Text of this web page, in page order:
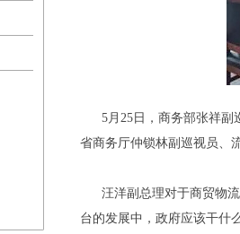
5月25日，商务部张祥副
省商务厅仲锁林副巡视员、
汪洋副总理对于商贸物流
台的发展中，政府应该干什